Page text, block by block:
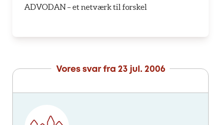
ADVODAN – et netværk til forskel
Vores svar fra 23 jul. 2006